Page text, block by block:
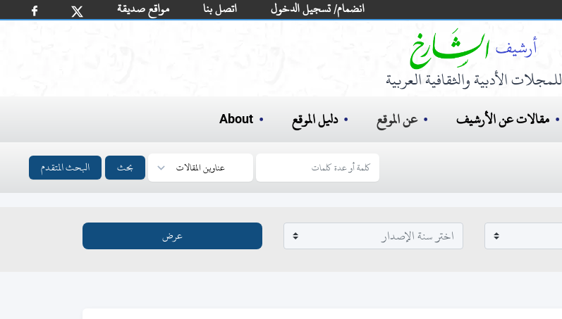
مواقع صديقة اتصل بنا انضمام/ تسجيل الدخول
للمجلات الأدبية والثقافية العربية
مقالات عن الأرشيف عن الموقع دليل الموقع About
بحث البحث المتقدم